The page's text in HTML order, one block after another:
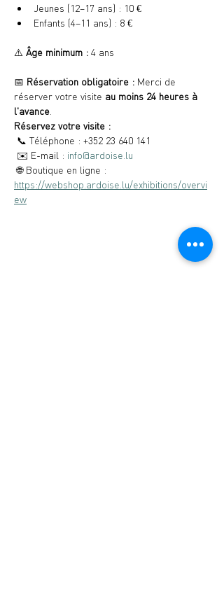
Jeunes (12–17 ans) : 10 €
Enfants (4–11 ans) : 8 €
⚠️ Âge minimum : 4 ans
📅 Réservation obligatoire : Merci de
réserver votre visite au moins 24 heures à
l'avance
Réservez votre visite :
📞 Téléphone : +352 23 640 141
✉️ E-mail : info@ardoise.lu
🌐 Boutique en ligne :
https://webshop.ardoise.lu/exhibitions/overvi
ew